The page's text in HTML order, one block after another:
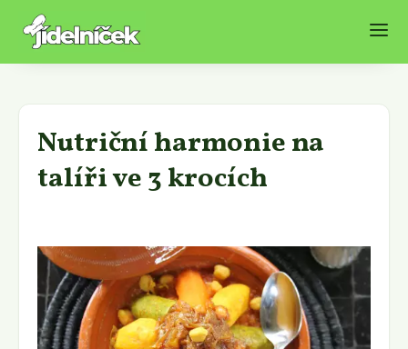
Nutriční harmonie na
talíři ve 3 krocích